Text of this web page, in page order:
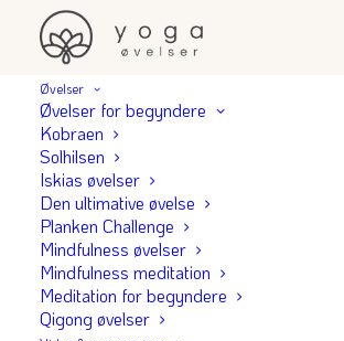
Øvelser
Øvelser for begyndere
Kobraen
Solhilsen
Iskias øvelser
Den ultimative øvelse
Planken Challenge
Mindfulness øvelser
Mindfulness meditation
Meditation for begyndere
Qigong øvelser
Yoga for Stress
øvelser der roer
nervesystemet